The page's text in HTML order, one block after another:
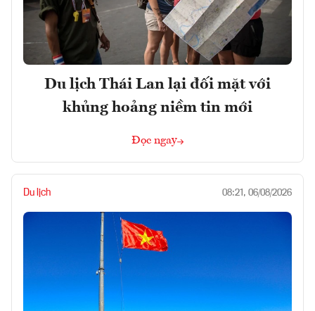
Du lịch Thái Lan lại đối mặt với
khủng hoảng niềm tin mới
Đọc ngay
Du lịch 08:21, 06/08/2026